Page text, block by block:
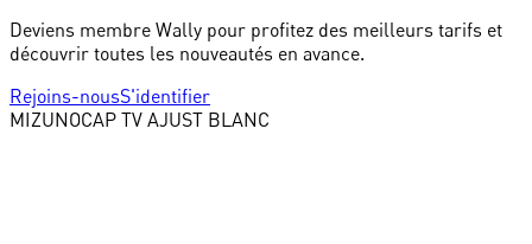
Deviens membre Wally pour profitez des meilleurs tarifs et
découvrir toutes les nouveautés en avance.
Rejoins-nousS'identifier
MIZUNOCAP TV AJUST BLANC